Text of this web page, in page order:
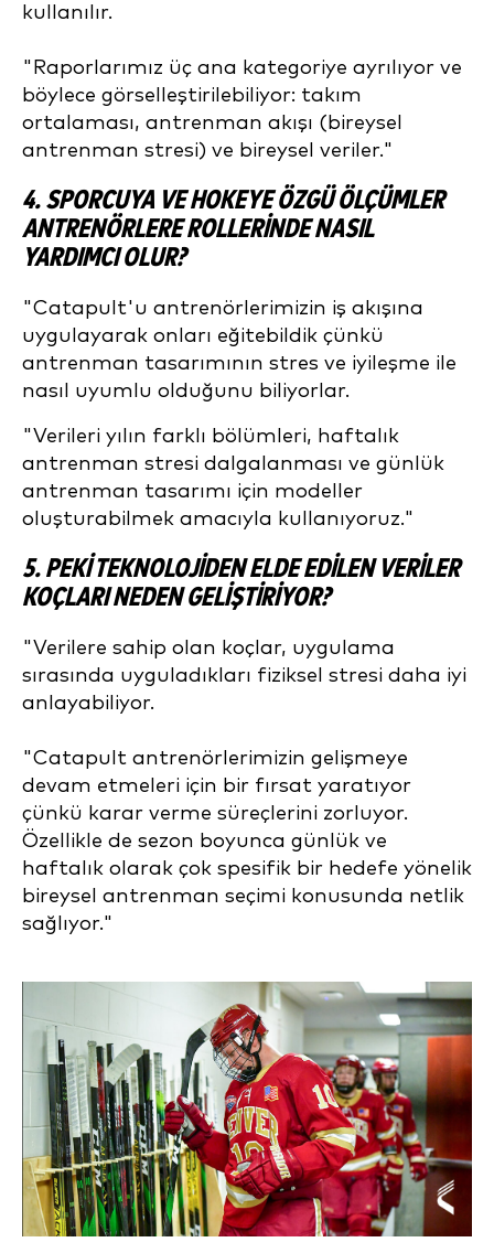
kullanılır.
"Raporlarımız üç ana kategoriye ayrılıyor ve
böylece görselleştirilebiliyor: takım
ortalaması, antrenman akışı (bireysel
antrenman stresi) ve bireysel veriler."
4. SPORCUYA VE HOKEYE ÖZGÜ ÖLÇÜMLER
ANTRENÖRLERE ROLLERINDE NASIL
YARDIMCI OLUR?
"Catapult'u antrenörlerimizin iş akışına
uygulayarak onları eğitebildik çünkü
antrenman tasarımının stres ve iyileşme ile
nasıl uyumlu olduğunu biliyorlar.
"Verileri yılın farklı bölümleri, haftalık
antrenman stresi dalgalanması ve günlük
antrenman tasarımı için modeller
oluşturabilmek amacıyla kullanıyoruz."
5. PEKI TEKNOLOJIDEN ELDE EDILEN VERILER
KOÇLARI NEDEN GELIŞTIRIYOR?
"Verilere sahip olan koçlar, uygulama
sırasında uyguladıkları fiziksel stresi daha iyi
anlayabiliyor.
"Catapult antrenörlerimizin gelişmeye
devam etmeleri için bir fırsat yaratıyor
çünkü karar verme süreçlerini zorluyor.
Özellikle de sezon boyunca günlük ve
haftalık olarak çok spesifik bir hedefe yönelik
bireysel antrenman seçimi konusunda netlik
sağlıyor."